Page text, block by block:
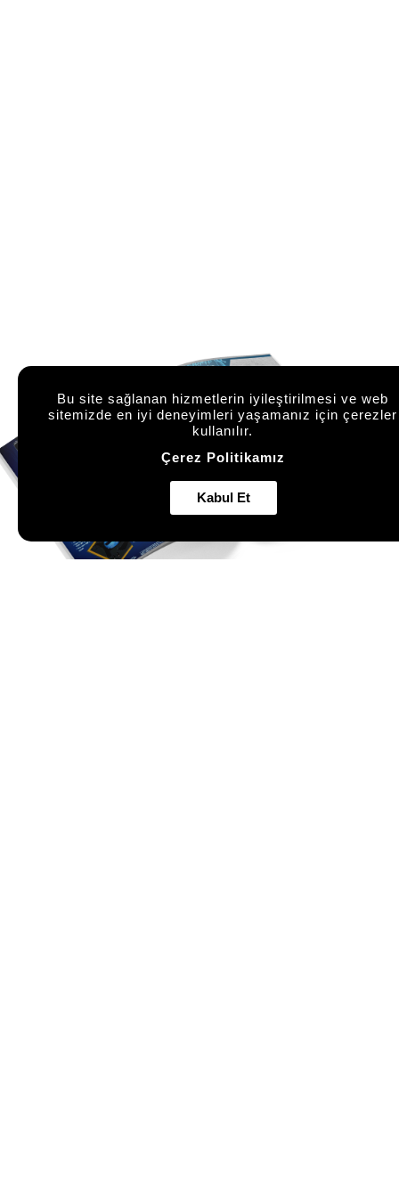
Bu site sağlanan hizmetlerin iyileştirilmesi ve web
sitemizde en iyi deneyimleri yaşamanız için çerezler
kullanılır.
Çerez Politikamız
Kabul Et